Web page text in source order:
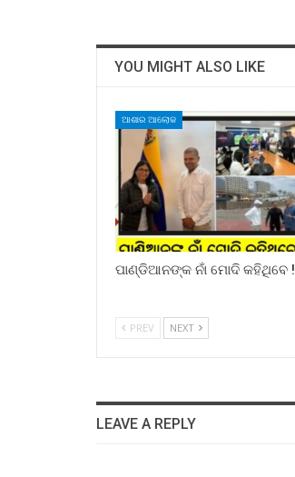
YOU MIGHT ALSO LIKE
ଆଶାର ଆଲୋକ
ପାଣ୍ଡିଆନଙ୍କ ନାଁ ମୋଦି କହିଥିବେ !
PREV NEXT
LEAVE A REPLY